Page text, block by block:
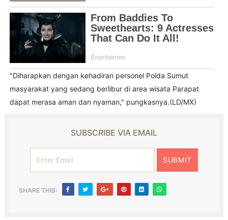
"Diharapkan dengan kehadiran personel Polda Sumut
masyarakat yang sedang berlibur di area wisata Parapat
dapat merasa aman dan nyaman," pungkasnya.(LD/MX)
SUBSCRIBE VIA EMAIL
SHARE THIS: